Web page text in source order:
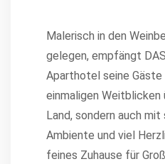
Malerisch in den
gelegen, empfängt
Aparthotel seine Gäste
einmaligen Weitblicken
Land, sondern auch
Ambiente und viel
feines Zuhause für